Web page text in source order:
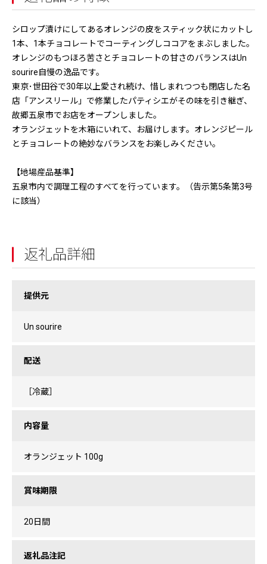
シロップ漬けにしてあるオレンジの皮をスティック状にカットし
1本、1本チョコレートでコーティングしココアをまぶしました。
オレンジのもつほろ苦さとチョコレートの甘さのバランスはUn
sourire自慢の逸品です。
東京･世田谷で30年以上愛され続け、惜しまれつつも閉店した名
店「アンスリール」で修業したパティシエがその味を引き継ぎ、
故郷五泉市でお店をオープンしました。
オランジェットを木箱にいれて、お届けします。オレンジピール
とチョコレートの絶妙なバランスをお楽しみください。
【地場産品基準】
五泉市内で調理工程のすべてを行っています。（告示第5条第3号
に該当）
返礼品詳細
提供元
Un sourire
配送
［冷蔵］
内容量
オランジェット 100g
賞味期限
20日間
返礼品注記